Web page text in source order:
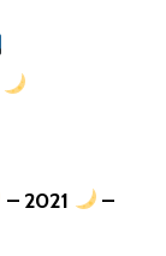
– 2021
–